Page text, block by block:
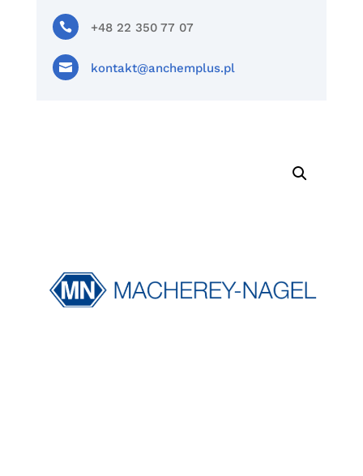
 +48 22 350 77 07
 kontakt@anchemplus.pl